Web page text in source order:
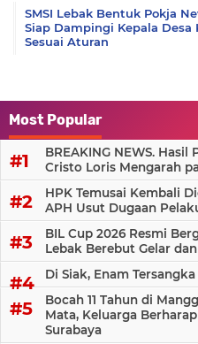
SMSI Lebak Bentuk Pokja
Siap Dampingi Kepala Desa
Sesuai Aturan
Most Popular
BREAKING NEWS.
Cristo Loris Mengarah
HPK Temusai Kembali
APH Usut Dugaan
BIL Cup 2026 Resmi
Lebak Berebut Gelar
Di Siak, Enam
Bocah 11 Tahun di
Mata, Keluarga
Surabaya